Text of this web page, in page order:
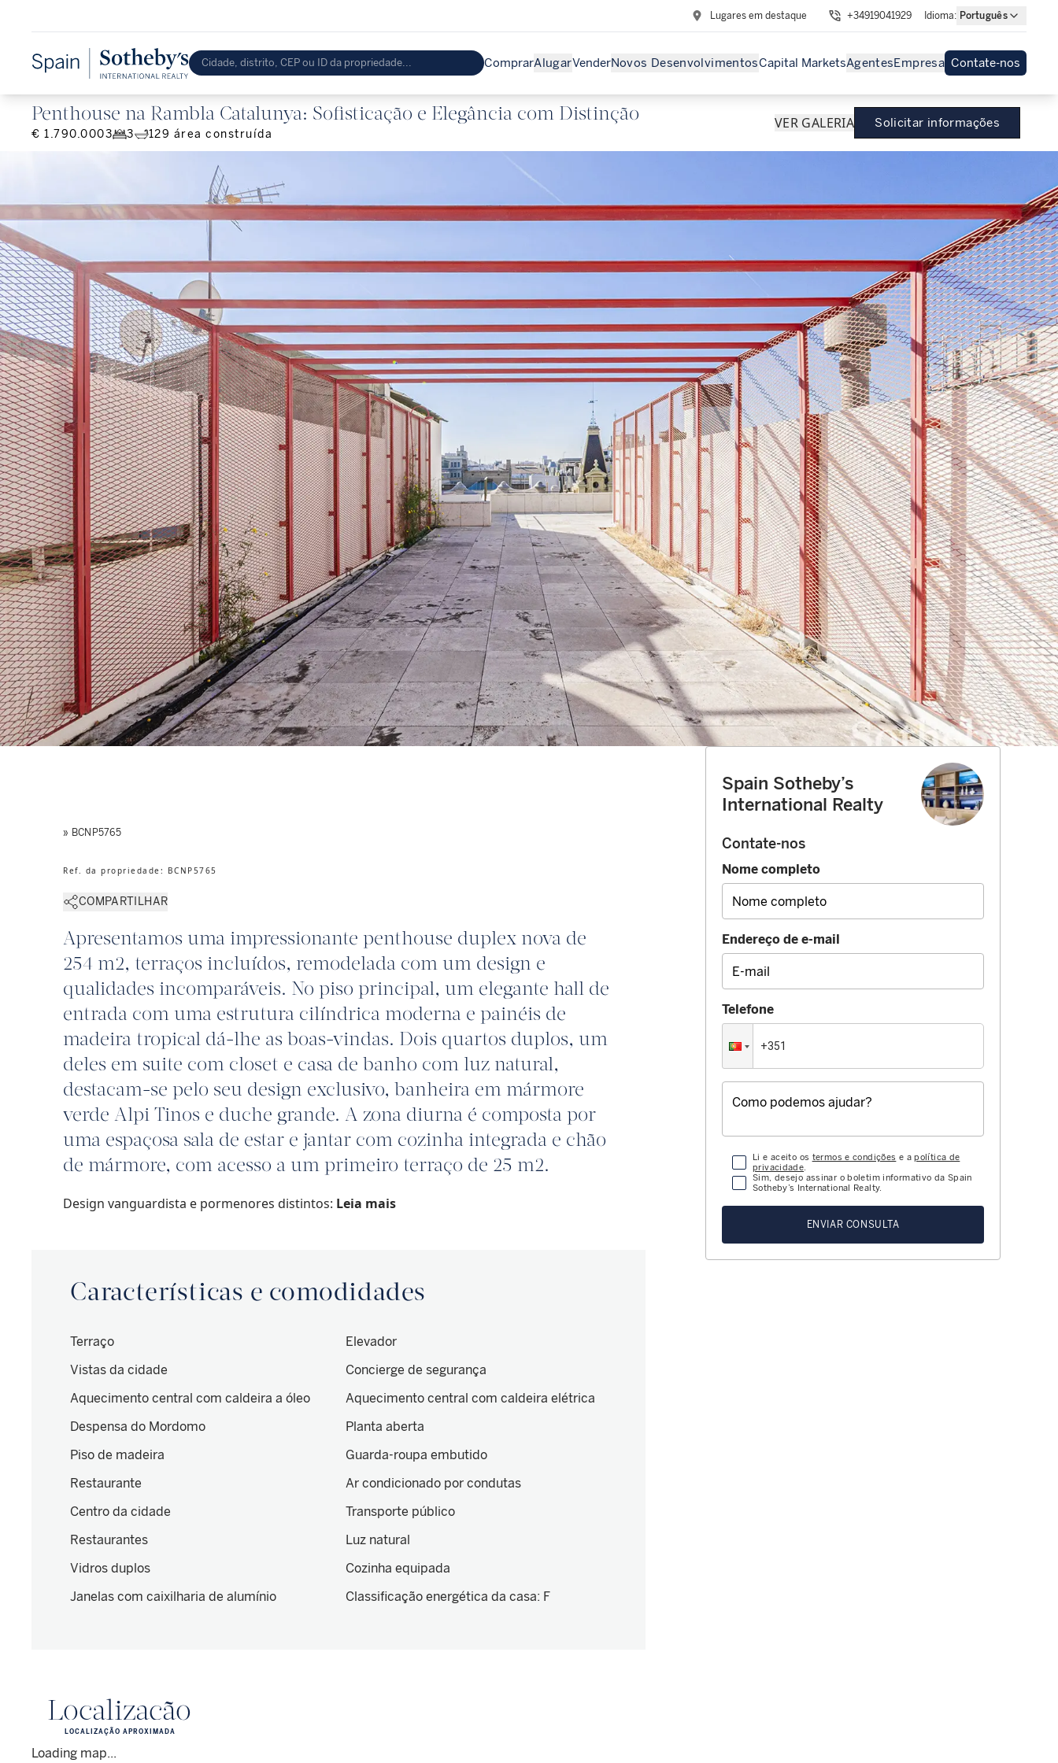
Lugares em destaque +34919041929 Idioma: Português
ComprarAlugarVenderNovos DesenvolvimentosCapital MarketsAgentesEmpresa Contate-nos
Penthouse na Rambla Catalunya: Sofisticação e Elegância com Distinção
€ 1.790.0003 3 129 área construída
VER GALERIA Solicitar informações
» BCNP5765
Ref. da propriedade : BCNP5765
COMPARTILHAR
Apresentamos uma impressionante penthouse duplex nova de
254 m2, terraços incluídos, remodelada com um design e
qualidades incomparáveis. No piso principal, um elegante hall de
entrada com uma estrutura cilíndrica moderna e painéis de
madeira tropical dá-lhe as boas-vindas. Dois quartos duplos, um
deles em suite com closet e casa de banho com luz natural,
destacam-se pelo seu design exclusivo, banheira em mármore
verde Alpi Tinos e duche grande. A zona diurna é composta por
uma espaçosa sala de estar e jantar com cozinha integrada e chão
de mármore, com acesso a um primeiro terraço de 25 m2.
Design vanguardista e pormenores distintos: Leia mais
Características e comodidades
Terraço
Elevador
Vistas da cidade
Concierge de segurança
Aquecimento central com caldeira a óleo
Aquecimento central com caldeira elétrica
Despensa do Mordomo
Planta aberta
Piso de madeira
Guarda-roupa embutido
Restaurante
Ar condicionado por condutas
Centro da cidade
Transporte público
Restaurantes
Luz natural
Vidros duplos
Cozinha equipada
Janelas com caixilharia de alumínio
Classificação energética da casa: F
Localização
Loading map...
LOCALIZAÇÃO APROXIMADA
Spain Sotheby’s
International Realty
Contate-nos
Nome completo
Endereço de e-mail
Telefone
Li e aceito os termos e condições e apolítica de
privacidade.
Sim, desejo assinar o boletim informativo da Spain
Sotheby’s International Realty.
ENVIAR CONSULTA